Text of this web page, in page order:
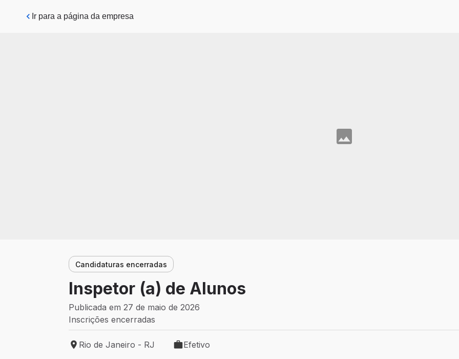
Pular para o conteúdo principal
Ir para a página da empresa
Candidaturas encerradas
Inspetor (a) de Alunos
Publicada em 27 de maio de 2026
Inscrições encerradas
Local de trabalho: Rio de Janeiro - RJ
Rio de Janeiro - RJ
Tipo de vaga: Efetivo
Efetivo